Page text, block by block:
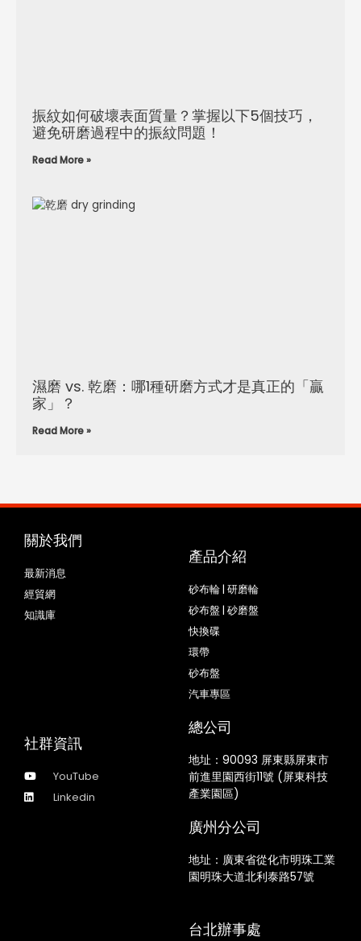
振紋如何破壞表面質量？掌握以下5個技巧，
避免研磨過程中的振紋問題！
Read More »
濕磨 vs. 乾磨：哪1種研磨方式才是真正的「贏
家」？
Read More »
關於我們
最新消息
經貿網
知識庫
產品介紹
砂布輪 | 研磨輪
砂布盤 | 砂磨盤
快換碟
環帶
砂布盤
汽車專區
社群資訊
YouTube
Linkedin
總公司
地址： 90093 屏東縣屏東市
前進里園西街11號 (屏東科技
產業園區)
廣州分公司
地址：廣東省從化市明珠工業
園明珠大道北利泰路57號
台北辦事處